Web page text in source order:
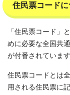
住民票コード
「住民票コード」
めに必要な全国共
が付番されています
住民票コードとは
用される住民票に